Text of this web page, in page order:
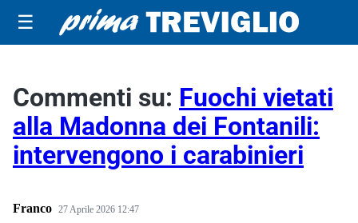
☰
Commenti su: Fuochi vietati
alla Madonna dei Fontanili:
intervengono i carabinieri
Franco 27 Aprile 2026 12:47